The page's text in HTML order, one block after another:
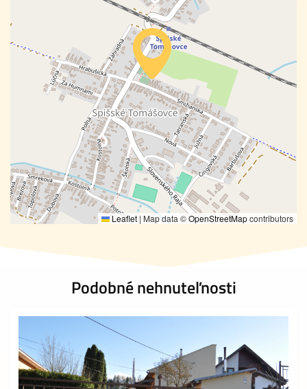
Leaflet | Map data ©OpenStreetMapcontributors
Podobné nehnuteľnosti